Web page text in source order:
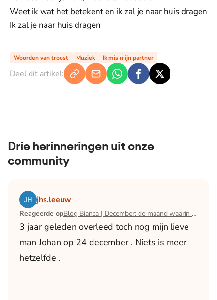
Weet ik wat het betekent en ik zal je naar huis dragen
Ik zal je naar huis dragen
Woorden van troost Muziek Ik mis mijn partner
Deel dit artikel:
Drie herinneringen uit onze
community
jhs.leeuw
Reageerde op Blog Bianca | December: de maand waarin ik mijn man verloor
3 jaar geleden overleed toch nog mijn lieve
man Johan op 24 december . Niets is meer
hetzelfde .
Lees het artikel Blog Bianca | December: de maand